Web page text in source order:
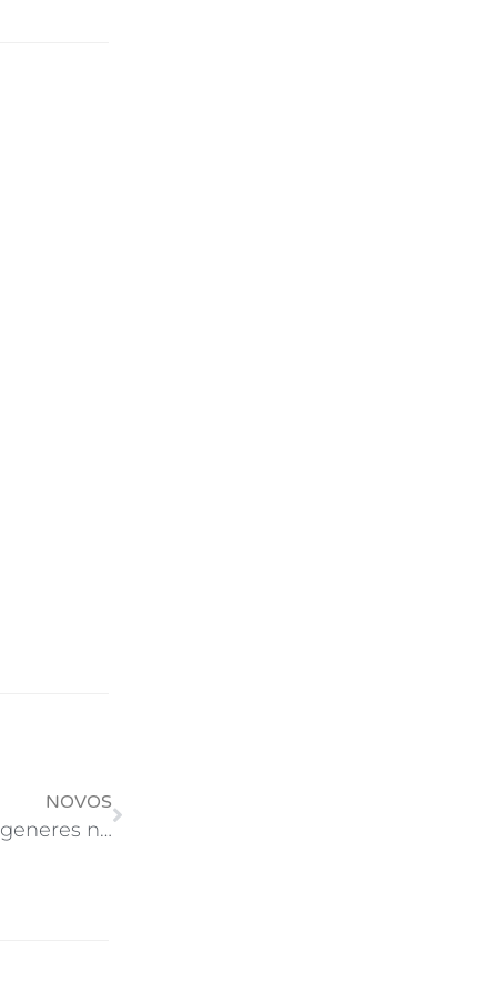
NOVOS
Depoimento da Ellen Degeneres no “My Next Guest Needs No Introduction” do David Letterman